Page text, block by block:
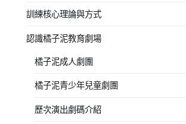
訓練核心理論與方式
認識橘子泥教育劇場
橘子泥成人劇團
橘子泥青少年兒童劇團
歷次演出劇碼介紹